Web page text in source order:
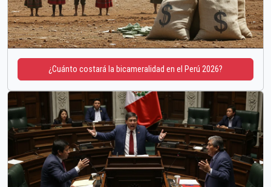
¿Cuánto costará la bicameralidad en el Perú 2026?